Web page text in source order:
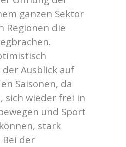
ganzen Sektor
Regionen die
Ausblick auf
Saisonen, da
sich wieder frei in
und Sport
stark
Bei der